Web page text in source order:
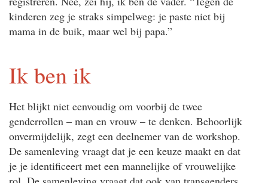
kinderen zeg je straks simpelweg: je paste niet bij
mama in de buik, maar wel bij papa.”
Ik ben ik
Het blijkt niet eenvoudig om voorbij de twee
genderrollen – man en vrouw – te denken. Behoorlijk
onvermijdelijk, zegt een deelnemer van de workshop.
De samenleving vraagt dat je een keuze maakt en dat
je je identificeert met een mannelijke of vrouwelijke